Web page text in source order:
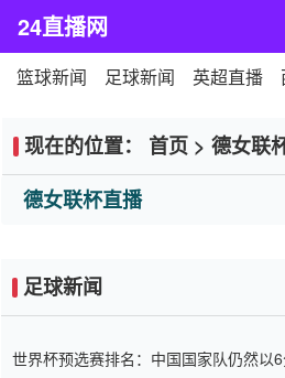
24直播网
篮球新闻 足球新闻 英超直播
现在的位置： 首页 > 德女联
德女联杯直播
足球新闻
世界杯预选赛排名：中国国家队仍然以